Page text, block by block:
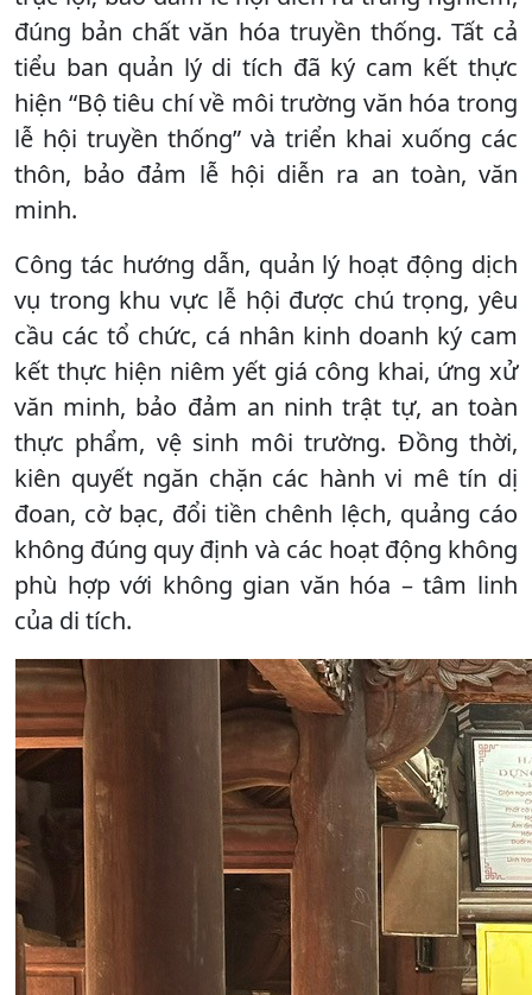
đúng bản chất văn hóa truyền thống. Tất cả
tiểu ban quản lý di tích đã ký cam kết thực
hiện “Bộ tiêu chí về môi trường văn hóa trong
lễ hội truyền thống” và triển khai xuống các
thôn, bảo đảm lễ hội diễn ra an toàn, văn
minh.
Công tác hướng dẫn, quản lý hoạt động dịch
vụ trong khu vực lễ hội được chú trọng, yêu
cầu các tổ chức, cá nhân kinh doanh ký cam
kết thực hiện niêm yết giá công khai, ứng xử
văn minh, bảo đảm an ninh trật tự, an toàn
thực phẩm, vệ sinh môi trường. Đồng thời,
kiên quyết ngăn chặn các hành vi mê tín dị
đoan, cờ bạc, đổi tiền chênh lệch, quảng cáo
không đúng quy định và các hoạt động không
phù hợp với không gian văn hóa – tâm linh
của di tích.